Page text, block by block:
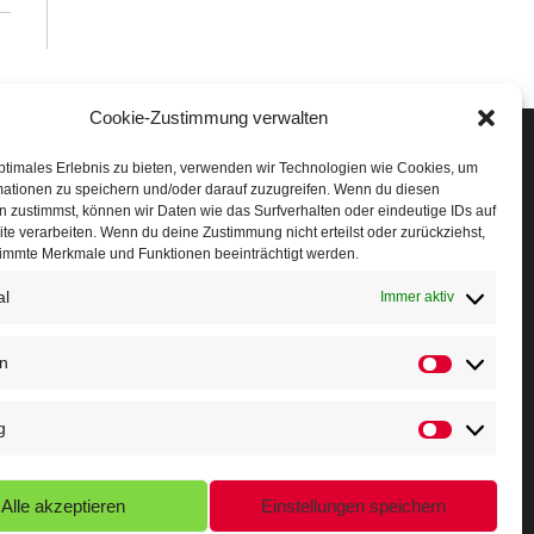
Cookie-Zustimmung verwalten
Erlebnis zu bieten, verwenden wir Technologien wie Cookies, um
zu speichern und/oder darauf zuzugreifen. Wenn du diesen
zustimmst, können wir Daten wie das Surfverhalten oder eindeutige IDs auf
verarbeiten. Wenn du deine Zustimmung nicht erteilst oder zurückziehst,
Merkmale und Funktionen beeinträchtigt werden.
Immer aktiv
Statistiken
Marketing
Alle akzeptieren Einstellungen speichern
Run
Crosslauf
Camp